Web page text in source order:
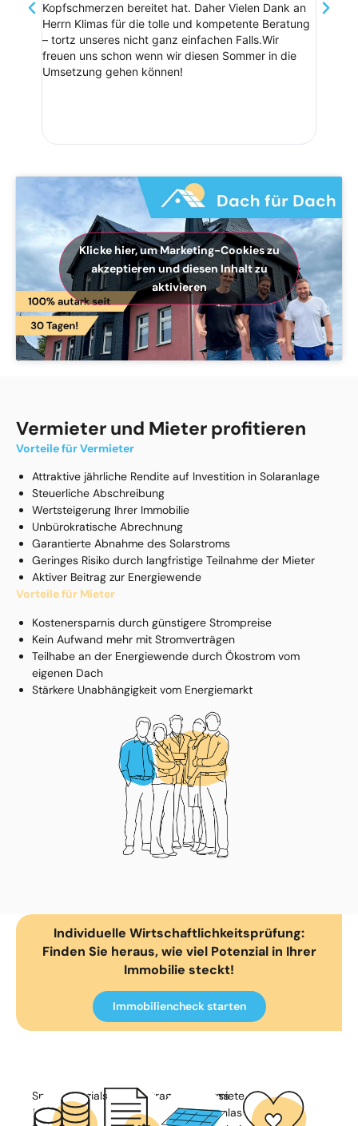
Kopfschmerzen bereitet hat. Daher Vielen Dank an
Herrn Klimas für die tolle und kompetente Beratung
– tortz unseres nicht ganz einfachen Falls.Wir
freuen uns schon wenn wir diesen Sommer in die
Umsetzung gehen können!
Klicke hier, um Marketing-Cookies zu
akzeptieren und diesen Inhalt zu
aktivieren
Vermieter und Mieter profitieren
Vorteile für Vermieter
Attraktive jährliche Rendite auf Investition in Solaranlage
Steuerliche Abschreibung
Wertsteigerung Ihrer Immobilie
Unbürokratische Abrechnung
Garantierte Abnahme des Solarstroms
Geringes Risiko durch langfristige Teilnahme der Mieter
Aktiver Beitrag zur Energiewende
Vorteile für Mieter
Kostenersparnis durch günstigere Strompreise
Kein Aufwand mehr mit Stromverträgen
Teilhabe an der Energiewende durch Ökostrom vom
eigenen Dach
Stärkere Unabhängigkeit vom Energiemarkt
Individuelle Wirtschaftlichkeitsprüfung:
Finden Sie heraus, wie viel Potenzial in Ihrer
Immobilie steckt!
Immobiliencheck starten
Sparpotenzials
Ihres
Vertragsabschluss
zwischen
Vermieter
veranlasst